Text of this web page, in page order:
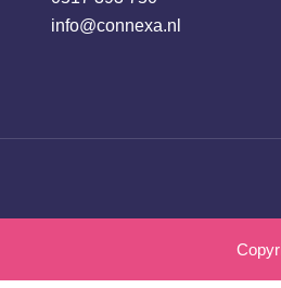
info@connexa.nl